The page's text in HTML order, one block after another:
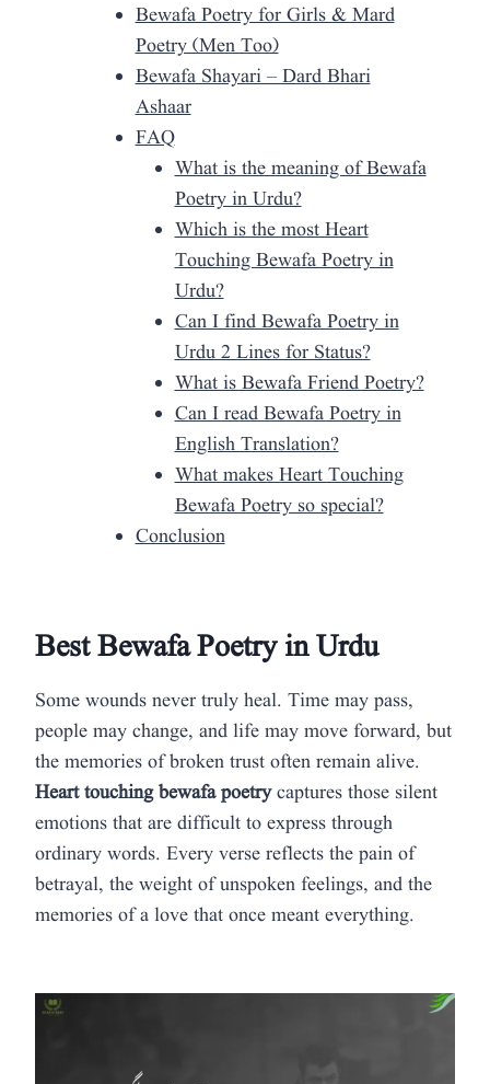
Bewafa Poetry for Girls & Mard
Poetry (Men Too)
Bewafa Shayari – Dard Bhari
Ashaar
FAQ
What is the meaning of Bewafa
Poetry in Urdu?
Which is the most Heart
Touching Bewafa Poetry in
Urdu?
Can I find Bewafa Poetry in
Urdu 2 Lines for Status?
What is Bewafa Friend Poetry?
Can I read Bewafa Poetry in
English Translation?
What makes Heart Touching
Bewafa Poetry so special?
Conclusion
Best Bewafa Poetry in Urdu
Some wounds never truly heal. Time may pass,
people may change, and life may move forward, but
the memories of broken trust often remain alive.
Heart touching bewafa poetrycaptures those silent
emotions that are difficult to express through
ordinary words. Every verse reflects the pain of
betrayal, the weight of unspoken feelings, and the
memories of a love that once meant everything.